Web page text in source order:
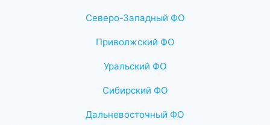
Северо-Западный ФО
Приволжский ФО
Уральский ФО
Сибирский ФО
Дальневосточный ФО